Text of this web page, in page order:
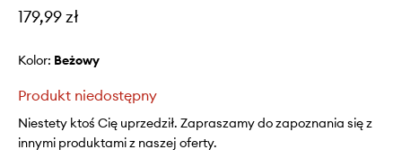
179,99 zł
Kolor: beżowy
Produkt niedostępny
Niestety ktoś Cię uprzedził. Zapraszamy do zapoznania się z
innymi produktami z naszej oferty.